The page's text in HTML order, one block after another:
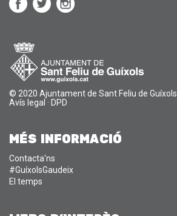
© 2020 Ajuntament de Sant Feliu de Guíxols
Avís legal · DPD
MÉS INFORMACIÓ
Contacta'ns
#GuíxolsGaudeix
El temps